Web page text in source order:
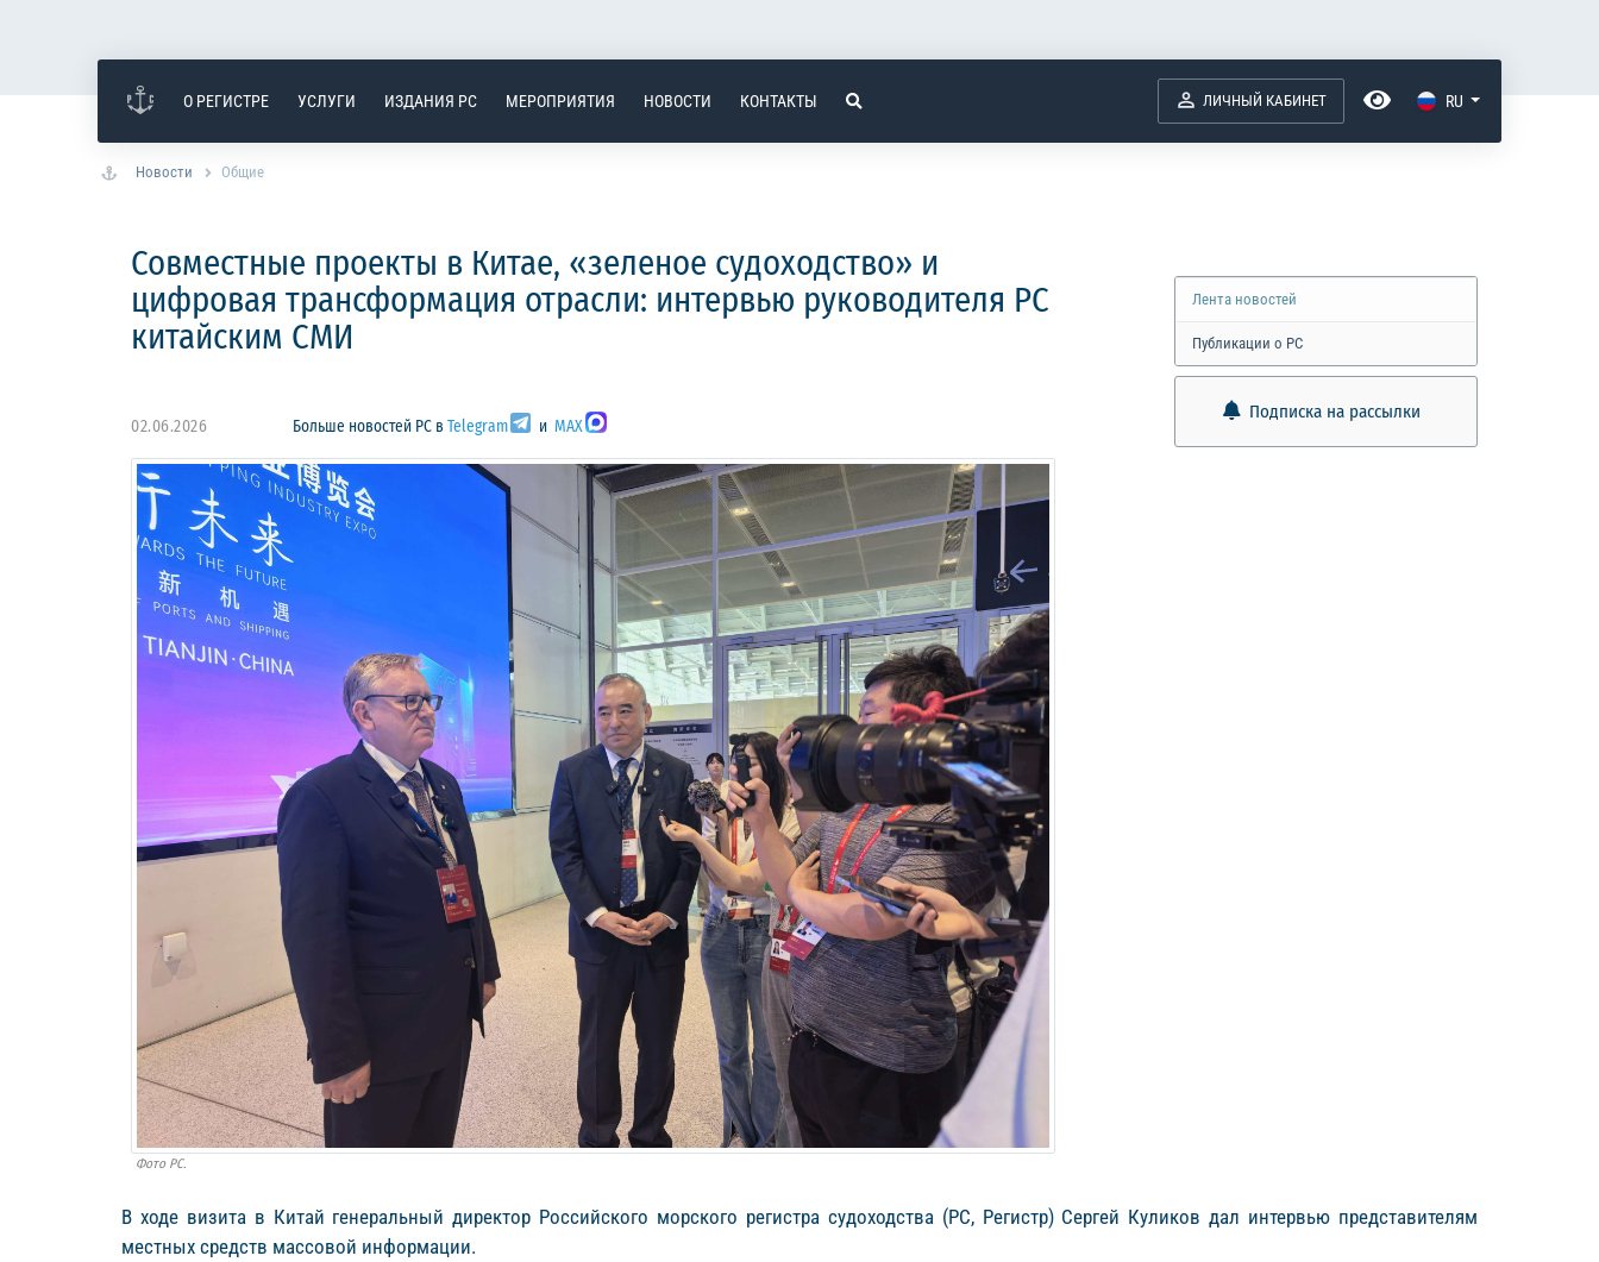
О РЕГИСТРЕ УСЛУГИ ИЗДАНИЯ РС МЕРОПРИЯТИЯ НОВОСТИ КОНТАКТЫ ЛИЧНЫЙ КАБИНЕТ RU
Новости Общие
Совместные проекты в Китае, «зеленое судоходство» и
цифровая трансформация отрасли: интервью руководителя РС
китайским СМИ
02.06.2026 Больше новостей РС вTelegram иMAX
Фото РС.
Лента новостей
Публикации о РС
Подписка на рассылки
В ходе визита в Китай генеральный директор Российского морского регистра судоходства (РС, Регистр) Сергей Куликов дал интервью представителям
местных средств массовой информации.